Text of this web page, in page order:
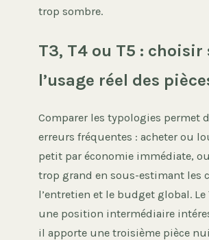
trop sombre.
T3, T4 ou T5 : choisir
l’usage réel des
Comparer les typologies permet
erreurs fréquentes : acheter ou
petit par économie immédiate,
trop grand en sous-estimant les
l’entretien et le budget global. Le
une position intermédiaire
il apporte une troisième pièce